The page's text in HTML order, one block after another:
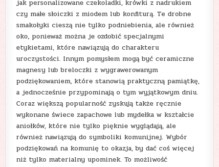
jak personalizowane czekoladki, krówki z nadrukiem
czy małe słoiczki z miodem lub konfiturą. Te drobne
smakołyki cieszą nie tylko podniebienia, ale również
oko, ponieważ można je ozdobić specjalnymi
etykietami, które nawiązują do charakteru
uroczystości. Innym pomysłem mogą być ceramiczne
magnesy lub breloczki z wygrawerowanym
podziękowaniem, które stanowią praktyczną pamiątkę,
a jednocześnie przypominają o tym wyjątkowym dniu.
Coraz większą popularność zyskują także ręcznie
wykonane świece zapachowe lub mydełka w kształcie
aniołków, które nie tylko pięknie wyglądają, ale
również nawiązują do symboliki komunijnej. Wybór
podziękowań na komunię to okazja, by dać coś więcej
niż tylko materialny upominek. To możliwość